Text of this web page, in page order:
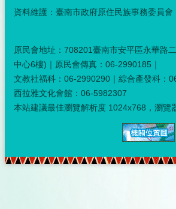
資料維護：臺南市政府原住民族事務委員會
原民會地址：708201臺南市安平區永華路
中心6樓)｜原民會傳真：06-2990185｜
文教社福科：06-2990290｜綜合產發科：
西拉雅文化會館：06-5982307
本站建議最佳瀏覽解析度 1024x768，瀏覽